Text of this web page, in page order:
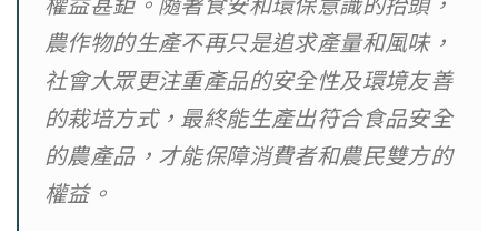
農作物的生產不再只是追求產量和風味，
社會大眾更注重產品的安全性及環境友善
的栽培方式，最終能生產出符合食品安全
的農產品，才能保障消費者和農民雙方的
權益。